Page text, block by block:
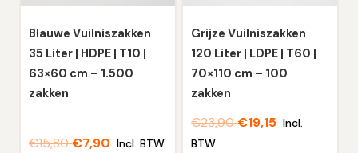
worden
op
de
productpagina
worden
op
de
productpagina
Blauwe Vuilniszakken
35 Liter | HDPE | T10 |
63×60 cm – 1.500
zakken
€15,80€7,90 Incl. BTW
Grijze Vuilniszakken
120 Liter | LDPE | T60 |
70×110 cm – 100
zakken
€23,90€19,15 Incl.
BTW